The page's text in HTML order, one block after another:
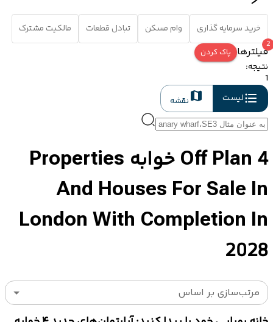
خرید سرمایه گذاری وام مسکن تبادل قطعات مالکیت مشترک
فیلترها
2
پاک کردن
نتیجه:
1
لیست
نقشه
Off Plan 4 خوابه Properties
And Houses For Sale In
London With Completion In
2028
مرتب‌سازی بر اساس